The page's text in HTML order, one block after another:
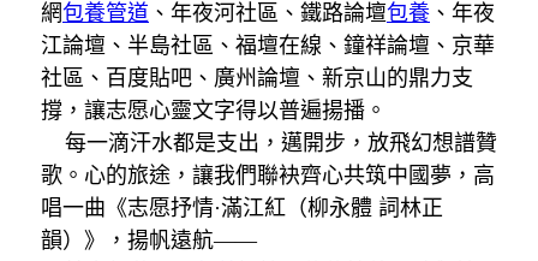
網包養管道 、年夜河社區、鐵路論壇包養 、年夜
江論壇、半島社區、福壇在線、鐘祥論壇、京華
社區、百度貼吧、廣州論壇、新京山的鼎力支
撐，讓志愿心靈文字得以普遍揚播。
每一滴汗水都是支出，邁開步，放飛幻想譜贊
歌。心的旅途，讓我們聯袂齊心共筑中國夢，高
唱一曲《志愿抒情·滿江紅（柳永體 詞林正
韻）》，揚帆遠航——